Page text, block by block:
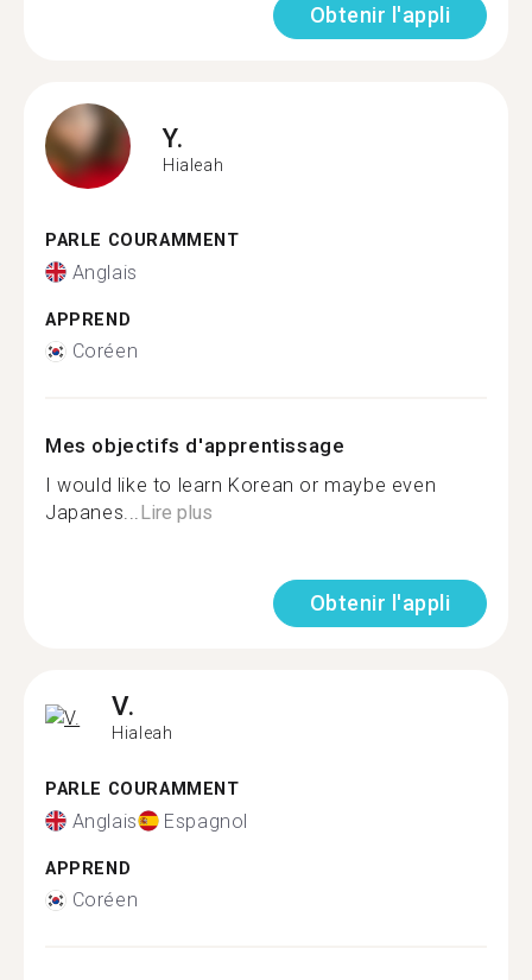
Obtenir l'appli
Y.
Hialeah
PARLE COURAMMENT
Anglais
APPREND
Coréen
Mes objectifs d'apprentissage
I would like to learn Korean or maybe even
Japanes...Lire plus
Obtenir l'appli
V.
Hialeah
PARLE COURAMMENT
Anglais Espagnol
APPREND
Coréen